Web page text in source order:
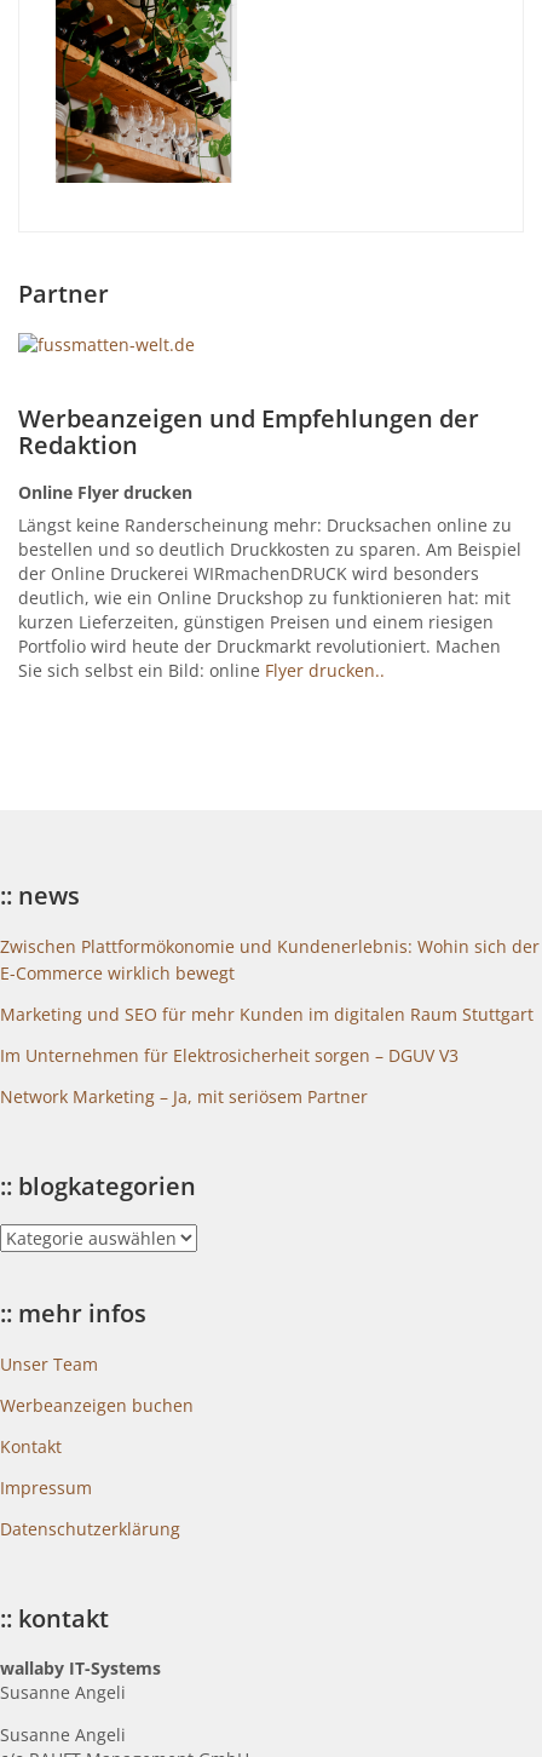
Partner
Werbeanzeigen und Empfehlungen der
Redaktion
Online Flyer drucken
Längst keine Randerscheinung mehr: Drucksachen online zu
bestellen und so deutlich Druckkosten zu sparen. Am Beispiel
der Online Druckerei WIRmachenDRUCK wird besonders
deutlich, wie ein Online Druckshop zu funktionieren hat: mit
kurzen Lieferzeiten, günstigen Preisen und einem riesigen
Portfolio wird heute der Druckmarkt revolutioniert. Machen
Sie sich selbst ein Bild: online Flyer drucken..
:: news
Zwischen Plattformökonomie und Kundenerlebnis: Wohin sich der
E-Commerce wirklich bewegt
Marketing und SEO für mehr Kunden im digitalen Raum Stuttgart
Im Unternehmen für Elektrosicherheit sorgen – DGUV V3
Network Marketing – Ja, mit seriösem Partner
:: blogkategorien
::
blogkategorien
:: mehr infos
Unser Team
Werbeanzeigen buchen
Kontakt
Impressum
Datenschutzerklärung
:: kontakt
wallaby IT-Systems
Susanne Angeli
Susanne Angeli